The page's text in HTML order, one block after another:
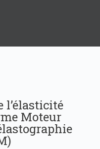
l’élasticité
Moteur